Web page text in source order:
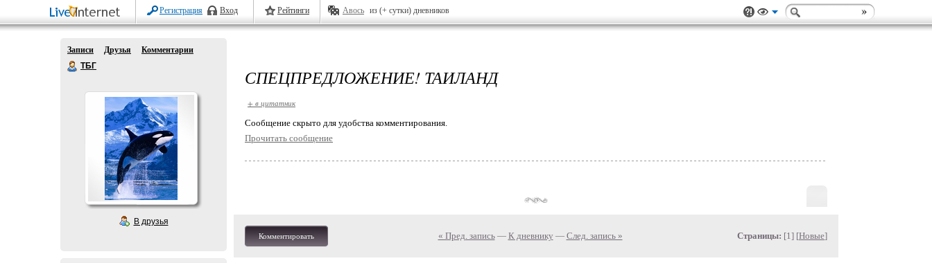
Регистрация Вход Рейтинги Авось из (+ сутки) дневников
Записи Друзья
Комментарии
ТБГ
В друзья
СПЕЦПРЕДЛОЖЕНИЕ! ТАИЛАНД
+ в цитатник
Cообщение скрыто для удобства комментирования.
Прочитать сообщение
Комментировать « Пред. запись— К дневнику — След. запись » Страницы: [1] [Новые]